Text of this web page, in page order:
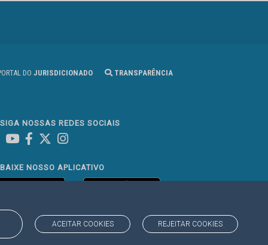
ACEITAR COOKIES REJEITAR COOKIES
DO JURISDICIONADO TRANSPARÊNCIA
NOSSAS REDES SOCIAIS
In
Youtube
FacebookInstagram
NOSSO APLICATIVO